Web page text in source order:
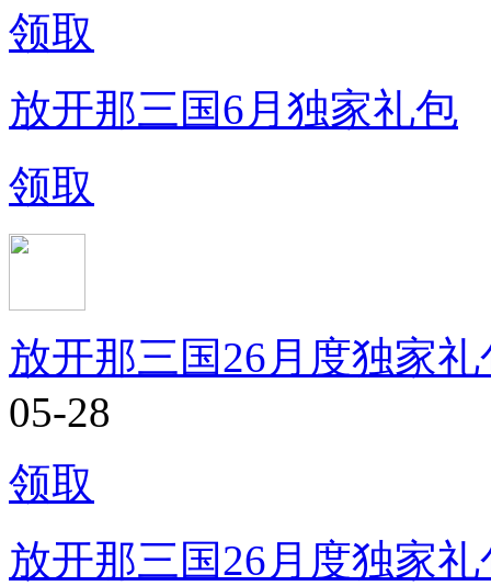
领取
放开那三国6月独家礼包
领取
放开那三国26月度独家礼
05-28
领取
放开那三国26月度独家礼